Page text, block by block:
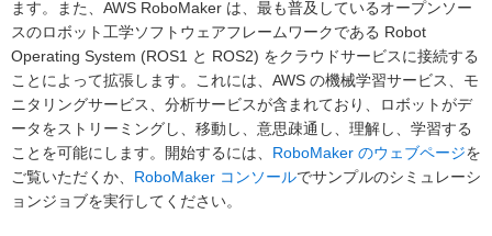
ます。また、AWS RoboMaker は、最も普及しているオープンソー
スのロボット工学ソフトウェアフレームワークである Robot
Operating System (ROS1 と ROS2) をクラウドサービスに接続する
ことによって拡張します。これには、AWS の機械学習サービス、モ
ニタリングサービス、分析サービスが含まれており、ロボットがデ
ータをストリーミングし、移動し、意思疎通し、理解し、学習する
ことを可能にします。開始するには、 RoboMaker のウェブページを
ご覧いただくか、 RoboMaker コンソールでサンプルのシミュレーシ
ョンジョブを実行してください。